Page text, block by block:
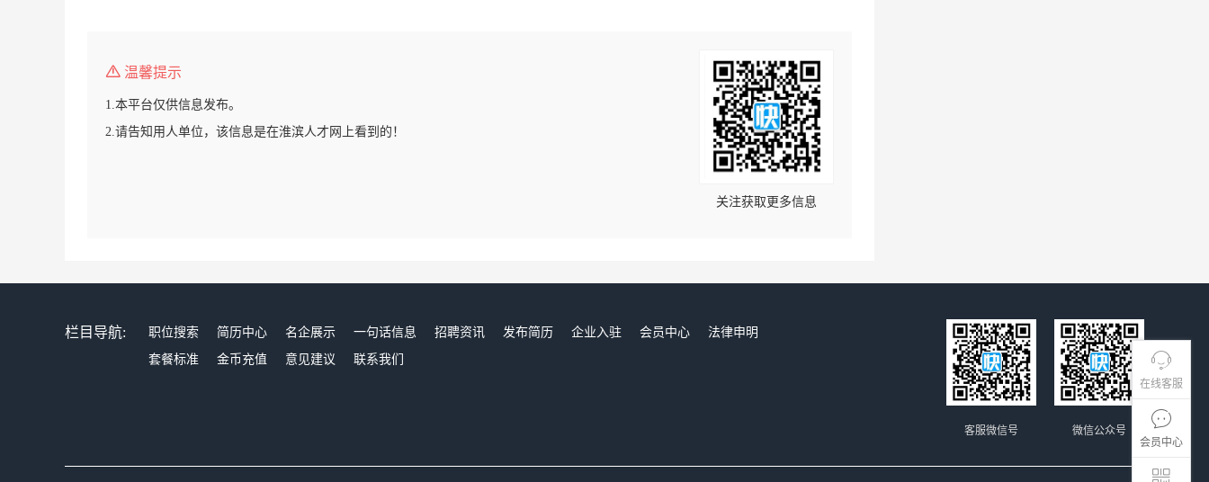
在线客服
会员中心
温馨提示
1.本平台仅供信息发布。
2.请告知用人单位，该信息是在淮滨人才网上看到的！
关注获取更多信息
栏目导航: 职位搜索 简历中心 名企展示 一句话信息 招聘资讯 发布简历 企业入驻 会员中心
法律申明
套餐标准
金币充值 意见建议 联系我们
微信公众号
客服微信号